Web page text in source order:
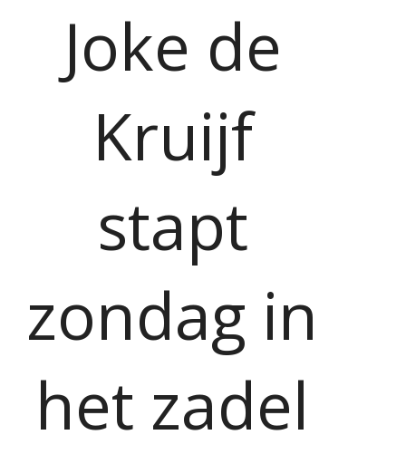
Joke de
Kruijf
stapt
zondag in
het zadel